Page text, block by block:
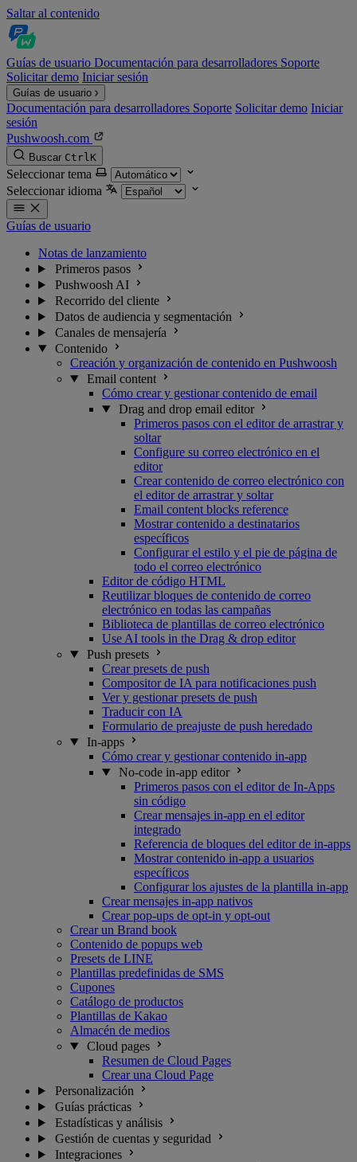
Saltar al contenido
Guías de usuario Documentación para desarrolladores Soporte
Solicitar demo Iniciar sesión
Guías de usuario
Documentación para desarrolladores Soporte Solicitar demo Iniciar
sesión
Pushwoosh.com
Buscar CtrlK
Seleccionar tema
Seleccionar idioma
Guías de usuario
Notas de lanzamiento
Primeros pasos
Pushwoosh AI
Recorrido del cliente
Datos de audiencia y segmentación
Canales de mensajería
Contenido
Creación y organización de contenido en Pushwoosh
Email content
Cómo crear y gestionar contenido de email
Drag and drop email editor
Primeros pasos con el editor de arrastrar y
soltar
Configure su correo electrónico en el
editor
Crear contenido de correo electrónico con
el editor de arrastrar y soltar
Email content blocks reference
Mostrar contenido a destinatarios
específicos
Configurar el estilo y el pie de página de
todo el correo electrónico
Editor de código HTML
Reutilizar bloques de contenido de correo
electrónico en todas las campañas
Biblioteca de plantillas de correo electrónico
Use AI tools in the Drag & drop editor
Push presets
Crear presets de push
Compositor de IA para notificaciones push
Ver y gestionar presets de push
Traducir con IA
Formulario de preajuste de push heredado
In-apps
Cómo crear y gestionar contenido in-app
No-code in-app editor
Primeros pasos con el editor de In-Apps
sin código
Crear mensajes in-app en el editor
integrado
Referencia de bloques del editor de in-apps
Mostrar contenido in-app a usuarios
específicos
Configurar los ajustes de la plantilla in-app
Crear mensajes in-app nativos
Crear pop-ups de opt-in y opt-out
Crear un Brand book
Contenido de popups web
Presets de LINE
Plantillas predefinidas de SMS
Cupones
Catálogo de productos
Plantillas de Kakao
Almacén de medios
Cloud pages
Resumen de Cloud Pages
Crear una Cloud Page
Personalización
Guías prácticas
Estadísticas y análisis
Gestión de cuentas y seguridad
Integraciones